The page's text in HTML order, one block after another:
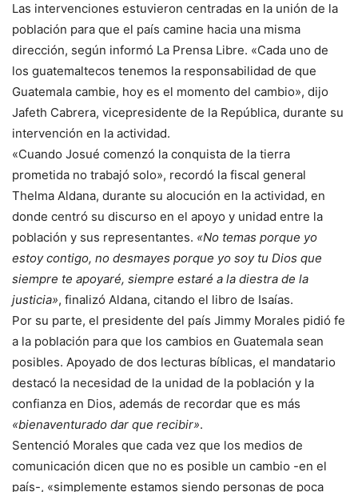
Las intervenciones estuvieron centradas en la unión de la
población para que el país camine hacia una misma
dirección, según informó La Prensa Libre. «Cada uno de
los guatemaltecos tenemos la responsabilidad de que
Guatemala cambie, hoy es el momento del cambio», dijo
Jafeth Cabrera, vicepresidente de la República, durante su
intervención en la actividad.
«Cuando Josué comenzó la conquista de la tierra
prometida no trabajó solo», recordó la fiscal general
Thelma Aldana, durante su alocución en la actividad, en
donde centró su discurso en el apoyo y unidad entre la
población y sus representantes. «No temas porque yo
estoy contigo, no desmayes porque yo soy tu Dios que
siempre te apoyaré, siempre estaré a la diestra de la
justicia», finalizó Aldana, citando el libro de Isaías.
Por su parte, el presidente del país Jimmy Morales pidió fe
a la población para que los cambios en Guatemala sean
posibles. Apoyado de dos lecturas bíblicas, el mandatario
destacó la necesidad de la unidad de la población y la
confianza en Dios, además de recordar que es más
«bienaventurado dar que recibir».
Sentenció Morales que cada vez que los medios de
comunicación dicen que no es posible un cambio -en el
país-, «simplemente estamos siendo personas de poca